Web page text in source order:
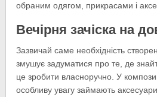
обраним одягом, прикрасами і
Вечірня зачіска на
Зазвичай саме необхідність
змушує задуматися про те, де
це зробити власноручно. У
особливу увагу займають